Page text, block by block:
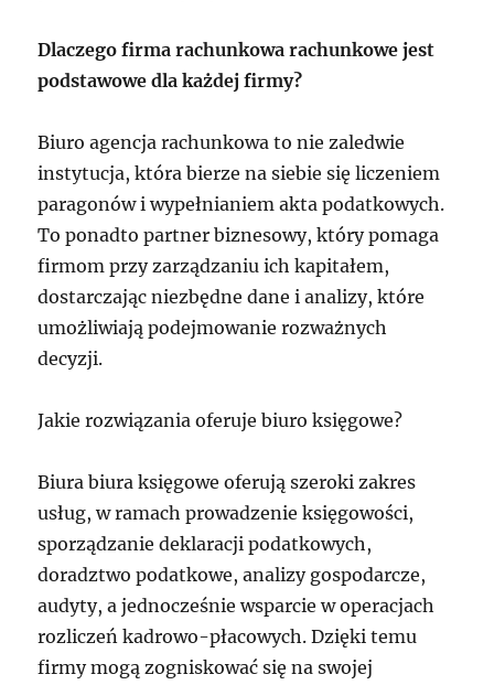
Dlaczego firma rachunkowa rachunkowe jest
podstawowe dla każdej firmy?
Biuro agencja rachunkowa to nie zaledwie
instytucja, która bierze na siebie się liczeniem
paragonów i wypełnianiem akta podatkowych.
To ponadto partner biznesowy, który pomaga
firmom przy zarządzaniu ich kapitałem,
dostarczając niezbędne dane i analizy, które
umożliwiają podejmowanie rozważnych
decyzji.
Jakie rozwiązania oferuje biuro księgowe?
Biura biura księgowe oferują szeroki zakres
usług, w ramach prowadzenie księgowości,
sporządzanie deklaracji podatkowych,
doradztwo podatkowe, analizy gospodarcze,
audyty, a jednocześnie wsparcie w operacjach
rozliczeń kadrowo-płacowych. Dzięki temu
firmy mogą zogniskować się na swojej